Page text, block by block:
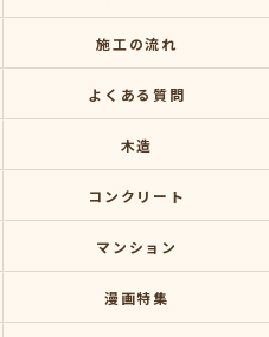
施工の流れ
よくある質問
木造
コンクリート
マンション
漫画特集